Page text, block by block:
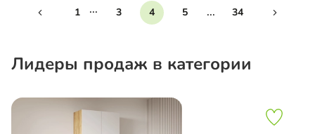
1 ... 3 4 5 ... 34
Лидеры продаж в категории